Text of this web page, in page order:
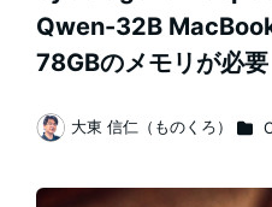
Qwen-32B
78GBのメモリが必要
著
大東 信仁（ものくろ） カテ